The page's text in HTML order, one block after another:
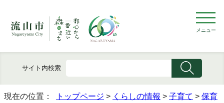
メニュー
サイト内検索
現在の位置： トップページ > くらしの情報 > 子育て > 保育